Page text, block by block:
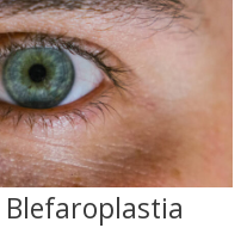
Blefaroplastia